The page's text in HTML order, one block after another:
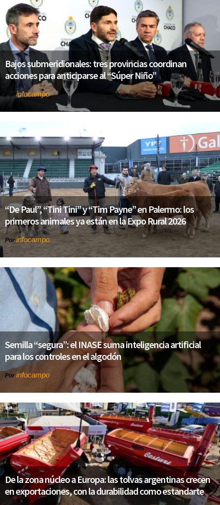
Bajos submeridionales: tres provincias coordinan
acciones para anticiparse al “Súper Niño”
Porinfocampo
“De Paul”, “Tini Tini” y “Tim Payne” en Palermo: los
primeros animales ya están en la Expo Rural 2026
Porinfocampo
Semilla “segura”: el INASE suma inteligencia artificial
para los controles en el algodón
Por infocampo
De la zona núcleo a Europa: las tolvas argentinas crecen
en exportaciones, con la durabilidad como estandarte